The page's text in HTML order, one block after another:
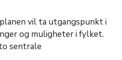
vil ta utgangspunkt i
og muligheter i fylket.
sentrale